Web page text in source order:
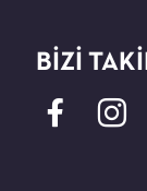
BİZİ